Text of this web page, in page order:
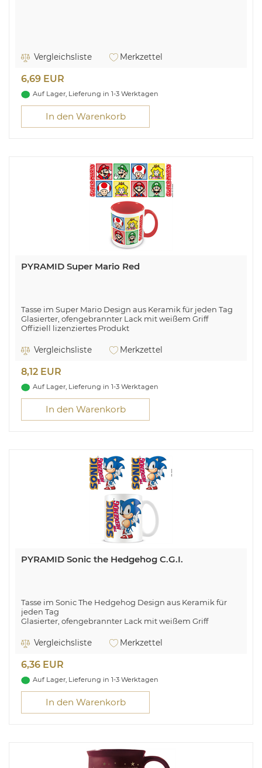
Vergleichsliste Merkzettel
6,69 EUR
Auf Lager, Lieferung in 1-3 Werktagen
In den Warenkorb
PYRAMID Super Mario Red
Tasse im Super Mario Design aus Keramik für jeden Tag
Glasierter, ofengebrannter Lack mit weißem Griff
Offiziell lizenziertes Produkt
Spülmaschinen- und mikrowellengeeignet
Vergleichsliste Merkzettel
8,12 EUR
Auf Lager, Lieferung in 1-3 Werktagen
In den Warenkorb
PYRAMID Sonic the Hedgehog C.G.I.
Tasse im Sonic The Hedgehog Design aus Keramik für
jeden Tag
Glasierter, ofengebrannter Lack mit weißem Griff
315 ml
In einem Displaykarton aus Karton
Vergleichsliste Merkzettel
6,36 EUR
Auf Lager, Lieferung in 1-3 Werktagen
In den Warenkorb